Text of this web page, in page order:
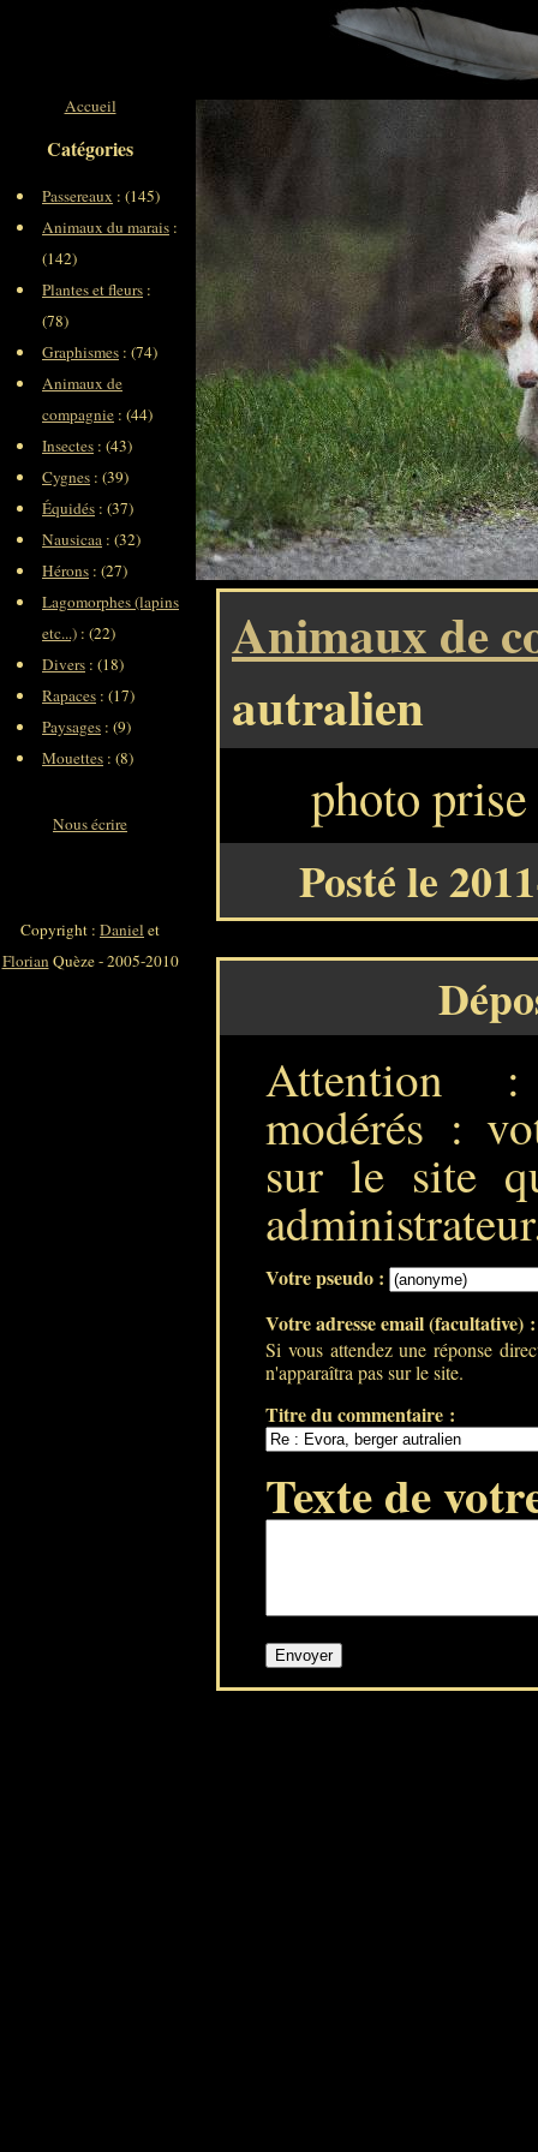
Animaux de
autralien
photo
Posté le
Attention :
modérés :
sur le site
Votre pseudo :
Votre adresse email (facultative)
Si vous attendez une réponse
n'apparaîtra pas sur le site.
Titre du commentaire :
Texte de
Accueil
Catégories
Passereaux : (145)
Animaux du marais :
(142)
Plantes et fleurs :
(78)
Graphismes : (74)
Animaux de
compagnie : (44)
Insectes : (43)
Cygnes : (39)
Équidés : (37)
Nausicaa : (32)
Hérons : (27)
Lagomorphes (lapins
etc...) : (22)
Divers : (18)
Rapaces : (17)
Paysages : (9)
Mouettes : (8)
Nous écrire
Copyright : Daniel et
FlorianQuèze - 2005-2010